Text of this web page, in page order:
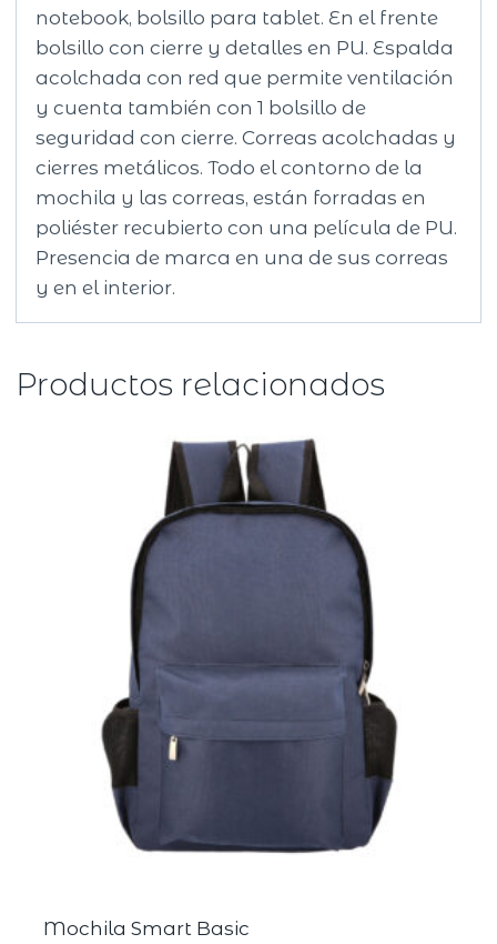
notebook, bolsillo para tablet. En el frente
bolsillo con cierre y detalles en PU. Espalda
acolchada con red que permite ventilación
y cuenta también con 1 bolsillo de
seguridad con cierre. Correas acolchadas y
cierres metálicos. Todo el contorno de la
mochila y las correas, están forradas en
poliéster recubierto con una película de PU.
Presencia de marca en una de sus correas
y en el interior.
Productos relacionados
Mochila Smart Basic